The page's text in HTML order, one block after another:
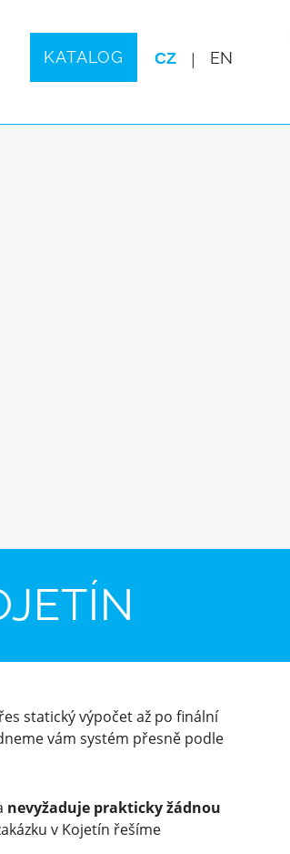
KATALOG CZ | EN
statický výpočet až po finální
vám systém přesně podle
nevyžaduje prakticky žádnou
v Kojetín řešíme